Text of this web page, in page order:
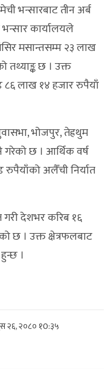
भन्सारबाट तीन अर्ब
कार्यालयले
मसान्तसम्म २३ लाख
तथ्याङ्क छ । उक्त
८६ लाख १४ हजार रुपैयाँ
भोजपुर, तेह्रथुम
छ । आर्थिक वर्ष
अलैँची निर्यात
गरी देशभर करिब १६
छ । उक्त क्षेत्रफलबाट
।
२६, २०८० १0:३५